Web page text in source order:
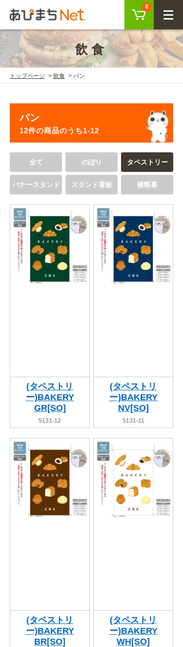
0
CLOSE
ログイン
会員登録
SEARCH
KEYWORD
注目キーワード
チュクミ 韓国グルメ 駐車場 鍋 夏
CATEGORY
飲食 住まい・暮らし
OTHER ITEMS
関連アイテムを見る
ORIGINAL ORDER
ご利用ガイド
ご利用ガイド トップ
取り扱い商品一覧
既製デザイン商品注文方法
お支払方法
初めての方へ
BEGINNER'S GUIDE
初めての方へ トップ
オリジナルオーダー制作事例
飲食
トップページ 飲食 パン
パン
12件の商品のうち1-12
全て のぼり タペストリー
バナースタンド スタンド看板 横断幕
(タペストリ
ー)BAKERY
GR[SO]
5131-12
(タペストリ
ー)BAKERY
NV[SO]
5131-11
(タペストリ
ー)BAKERY
BR[SO]
(タペストリ
ー)BAKERY
WH[SO]